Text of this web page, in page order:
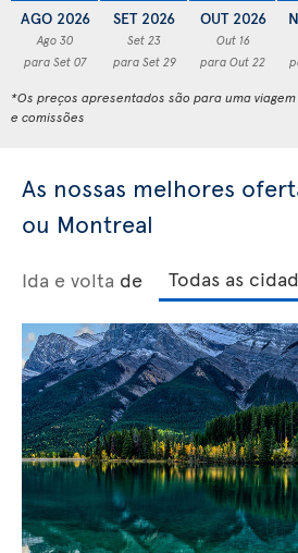
AGO 2026
Ago 30
para Set 07
SET 2026
Set 23
para Set 29
OUT 2026
Out 16
para Out 22
*Os preços apresentados são para uma
e comissões
As nossas melhores
ou Montreal
Ida e volta de